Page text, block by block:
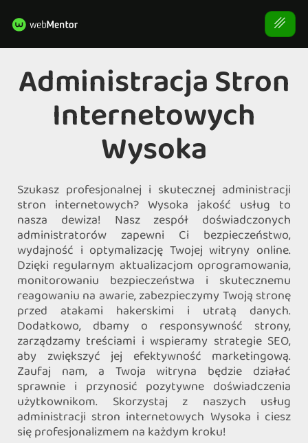
Administracja Stron
Internetowych
Wysoka
Szukasz profesjonalnej i skutecznej administracji
stron internetowych? Wysoka jakość usług to
nasza dewiza! Nasz zespół doświadczonych
administratorów zapewni Ci bezpieczeństwo,
wydajność i optymalizację Twojej witryny online.
Dzięki regularnym aktualizacjom oprogramowania,
monitorowaniu bezpieczeństwa i skutecznemu
reagowaniu na awarie, zabezpieczymy Twoją stronę
przed atakami hakerskimi i utratą danych.
Dodatkowo, dbamy o responsywność strony,
zarządzamy treściami i wspieramy strategie SEO,
aby zwiększyć jej efektywność marketingową.
Zaufaj nam, a Twoja witryna będzie działać
sprawnie i przynosić pozytywne doświadczenia
użytkownikom. Skorzystaj z naszych usług
administracji stron internetowych Wysoka i ciesz
się profesjonalizmem na każdym kroku!